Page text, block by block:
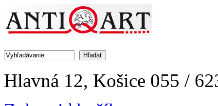
Vyhľadávanie
Hlavná 12, Košice 055 /